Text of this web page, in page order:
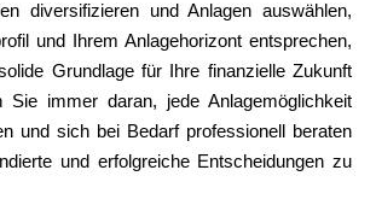
diversifizieren und Anlagen auswählen,
und Ihrem Anlagehorizont entsprechen,
Grundlage für Ihre finanzielle Zukunft
Sie immer daran, jede Anlagemöglichkeit
und sich bei Bedarf professionell beraten
und erfolgreiche Entscheidungen zu